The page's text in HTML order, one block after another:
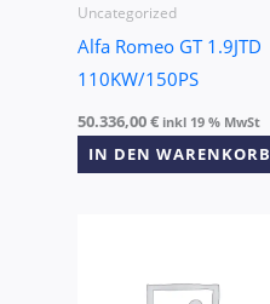
Uncategorized
Alfa Romeo GT 1.9JTD
110KW/150PS
50.336,00€ inkl 19 % MwSt
IN DEN WARENKORB